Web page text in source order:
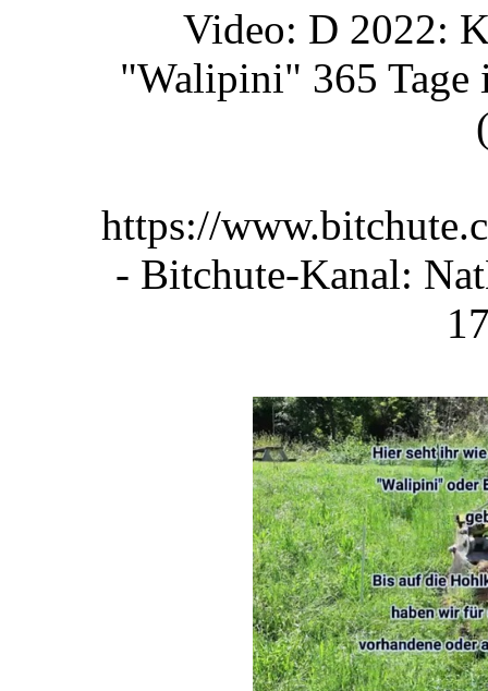
Video: D 2022:
"Walipini" 365
https://
- Bitchute-Kanal: